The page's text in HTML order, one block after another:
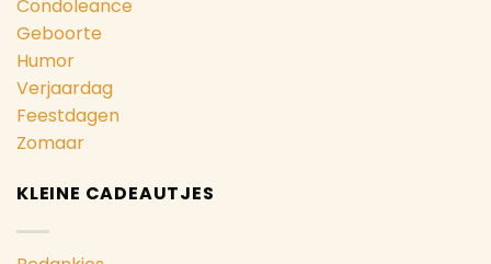
Condoleance
Geboorte
Humor
Verjaardag
Feestdagen
Zomaar
KLEINE CADEAUTJES